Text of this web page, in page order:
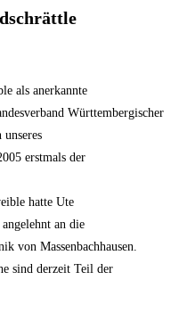
als anerkannte
Württembergischer
erstmals der
hatte Ute
an die
von Massenbachhausen.
sind derzeit Teil der